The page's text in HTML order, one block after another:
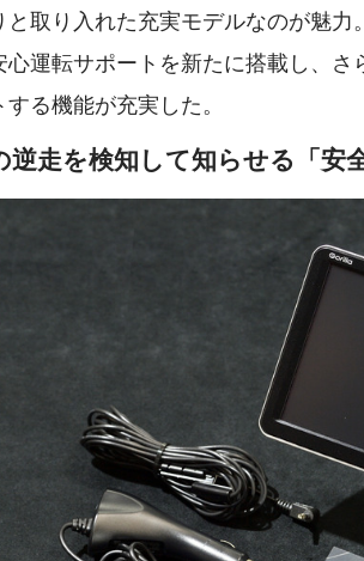
と取り入れた充実モデルなのが魅力
心運転サポートを新たに搭載し、さ
る機能が充実した。
走を検知して知らせる「安